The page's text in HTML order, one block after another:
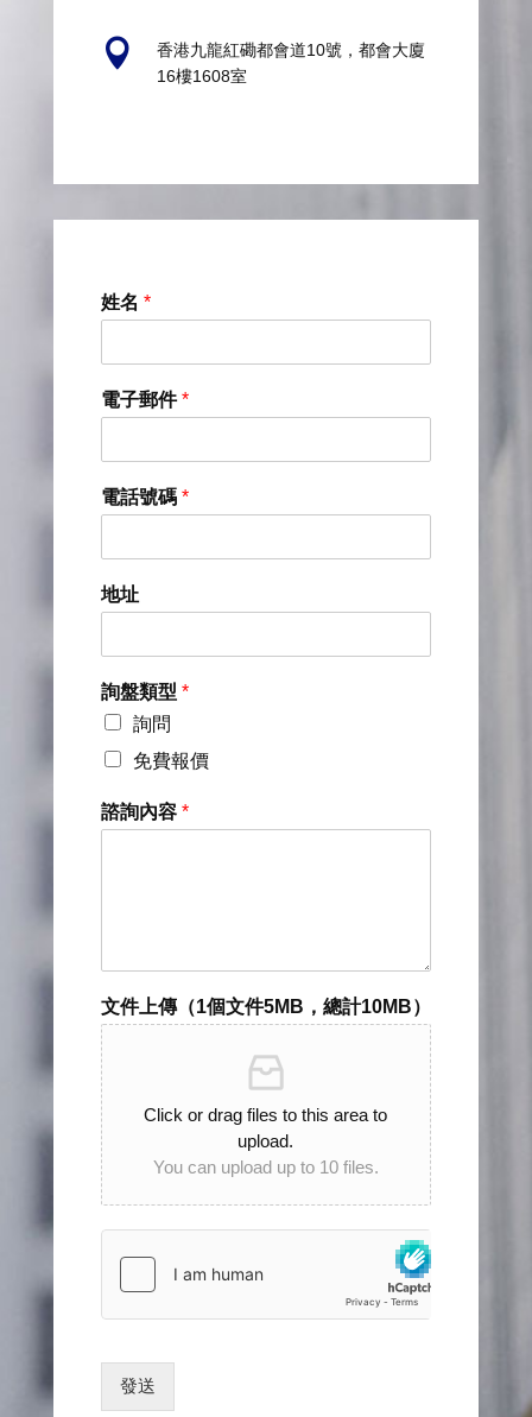

香港九龍紅磡都會道10號，都會大廈
16樓1608室
姓名 *
電子郵件*
電話號碼 *
地址
詢盤類型 *
詢問
免費報價
諮詢內容 *
文件上傳（1個文件5MB，總計10MB）
Click or drag files to this area to
upload.
You can upload up to 10 files.
發送